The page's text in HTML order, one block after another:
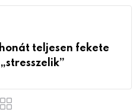
teljesen fekete